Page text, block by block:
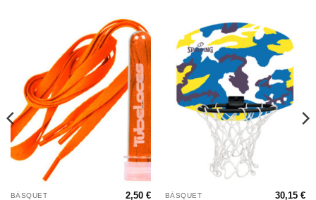
BÀSQUET 2,50€ BÀSQUET 30,15€